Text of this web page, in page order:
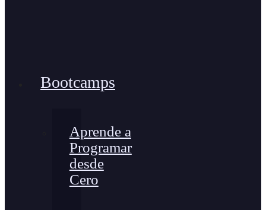
Bootcamps
Aprende a
Programar
desde
Cero